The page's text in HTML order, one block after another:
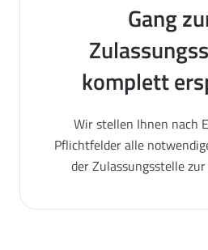
Gang
komplett
Wir stellen Ihnen nach
Pflichtfelder alle
der Zulassungsstelle